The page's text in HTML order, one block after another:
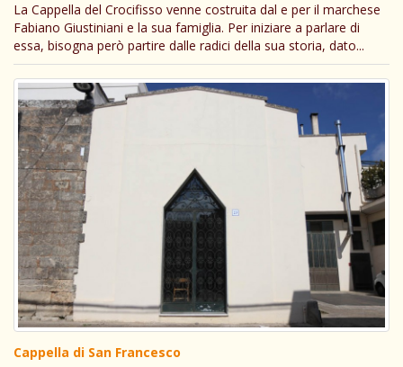
La Cappella del Crocifisso venne costruita dal e per il marchese
Fabiano Giustiniani e la sua famiglia. Per iniziare a parlare di
essa, bisogna però partire dalle radici della sua storia, dato...
Cappella di San Francesco